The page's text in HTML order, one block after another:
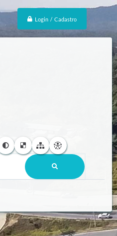
Login / Cadastro